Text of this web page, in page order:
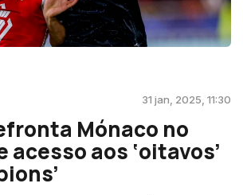
31 jan, 2025, 11:30
Mónaco no
acesso aos ‘oitavos’